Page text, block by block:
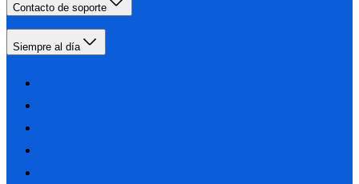
Contacto de soporte
Siempre al día